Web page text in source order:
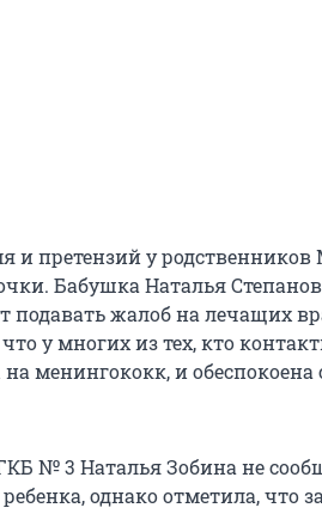
и претензий у
Бабушка Наталья
подавать жалоб на лечащих
у многих из тех, кто
менингококк, и обеспокоена
№ 3 Наталья Зобина не
однако отметила, что